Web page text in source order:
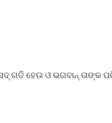
ଗତି ହେଉ ଓ ଭଗବାନ୍ ତାଙ୍କ